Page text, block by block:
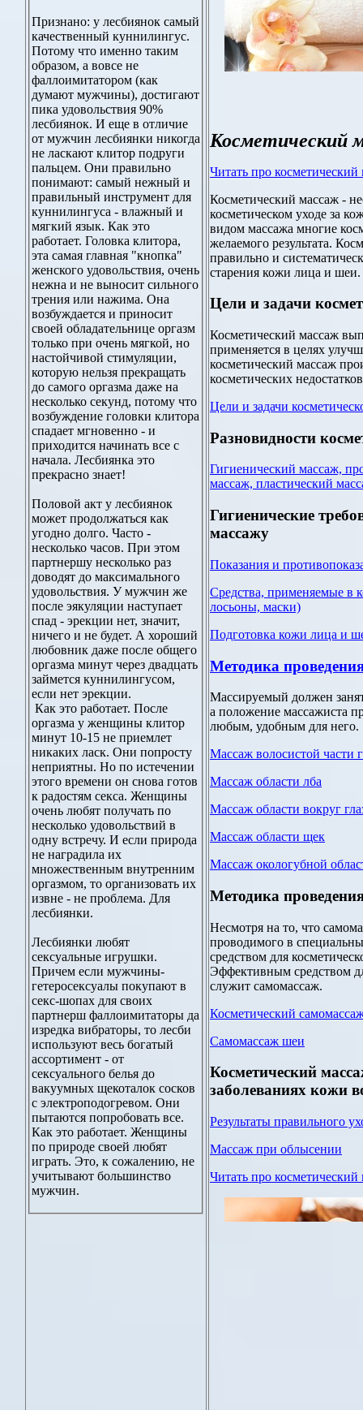
Признано: у лесбиянок самый
качественный куннилингус.
Потому что именно таким
образом, а вовсе не
фаллоимитатором (как
думают мужчины), достигают
пика удовольствия 90%
лесбиянок. И еще в отличие
от мужчин лесбиянки никогда
не ласкают клитор подруги
пальцем. Они правильно
понимают: самый нежный и
правильный инструмент для
куннилингуса - влажный и
мягкий язык. Как это
работает. Головка клитора,
эта самая главная "кнопка"
женского удовольствия, очень
нежна и не выносит сильного
трения или нажима. Она
возбуждается и приносит
своей обладательнице оргазм
только при очень мягкой, но
настойчивой стимуляции,
которую нельзя прекращать
до самого оргазма даже на
несколько секунд, потому что
возбуждение головки клитора
спадает мгновенно - и
приходится начинать все с
начала. Лесбиянка это
прекрасно знает!
Половой акт у лесбиянок
может продолжаться как
угодно долго. Часто -
несколько часов. При этом
партнершу несколько раз
доводят до максимального
удовольствия. У мужчин же
после эякуляции наступает
спад - эрекции нет, значит,
ничего и не будет. А хороший
любовник даже после общего
оргазма минут через двадцать
займется куннилингусом,
если нет эрекции.
Как это работает. После
оргазма у женщины клитор
минут 10-15 не приемлет
никаких ласк. Они попросту
неприятны. Но по истечении
этого времени он снова готов
к радостям секса. Женщины
очень любят получать по
несколько удовольствий в
одну встречу. И если природа
не наградила их
множественным внутренним
оргазмом, то организовать их
извне - не проблема. Для
лесбиянки.
Лесбиянки любят
сексуальные игрушки.
Причем если мужчины-
гетеросексуалы покупают в
секс-шопах для своих
партнерш фаллоимитаторы да
изредка вибраторы, то лесби
используют весь богатый
ассортимент - от
сексуального белья до
вакуумных щекоталок сосков
с электроподогревом. Они
пытаются попробовать все.
Как это работает. Женщины
по природе своей любят
играть. Это, к сожалению, не
учитывают большинство
мужчин.
Косметический
Читать про косметический
Косметический массаж -
косметическом уходе за
видом массажа многие
желаемого результата.
правильно и
старения кожи лица и шеи.
Цели и задачи
Косметический массаж
применяется в целях
косметический массаж
косметических
Цели и задачи
Разновидности
Гигиенический массаж,
массаж, пластический
Гигиенические
массажу
Показания и
Средства, применяемые в
лосьоны, маски)
Подготовка кожи лица и
Методика
Массируемый должен
а положение массажиста
любым, удобным для него.
Массаж волосистой части
Массаж области лба
Массаж области вокруг
Массаж области щек
Массаж окологубной
Методика
Несмотря на то, что
проводимого в
средством для
Эффективным средством
служит самомассаж.
Косметический
Самомассаж шеи
Косметический
заболеваниях кожи
Результаты правильного
Массаж при облысении
Читать про косметический